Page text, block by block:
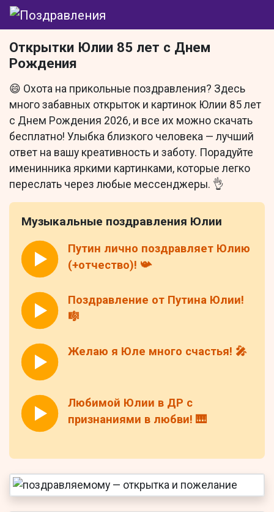
Открытки Юлии 85 лет с Днем
Рождения
😄 Охота на прикольные поздравления? Здесь
много забавных открыток и картинок Юлии 85 лет
с Днем Рождения 2026, и все их можно скачать
бесплатно! Улыбка близкого человека — лучший
ответ на вашу креативность и заботу. Порадуйте
именинника яркими картинками, которые легко
переслать через любые мессенджеры. 👌
Музыкальные поздравления Юлии
Путин лично поздравляет Юлию
(+отчество)! 📯
Поздравление от Путина Юлии!
🎼
Желаю я Юле много счастья! 🎤
Любимой Юлии в ДР с
признаниями в любви! 🎹